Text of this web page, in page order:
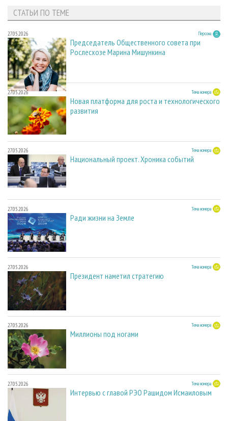
СТАТЬИ ПО ТЕМЕ
27.05.2026 Персона
Председатель Общественного совета при
Рослесхозе Марина Мишункина
27.05.2026 Тема номера
Новая платформа для роста и технологического
развития
27.05.2026 Тема номера
Национальный проект. Хроника событий
27.05.2026 Тема номера
Ради жизни на Земле
27.05.2026 Тема номера
Президент наметил стратегию
27.05.2026 Тема номера
Миллионы под ногами
27.05.2026 Тема номера
Интервью с главой РЭО Рашидом Исмаиловым